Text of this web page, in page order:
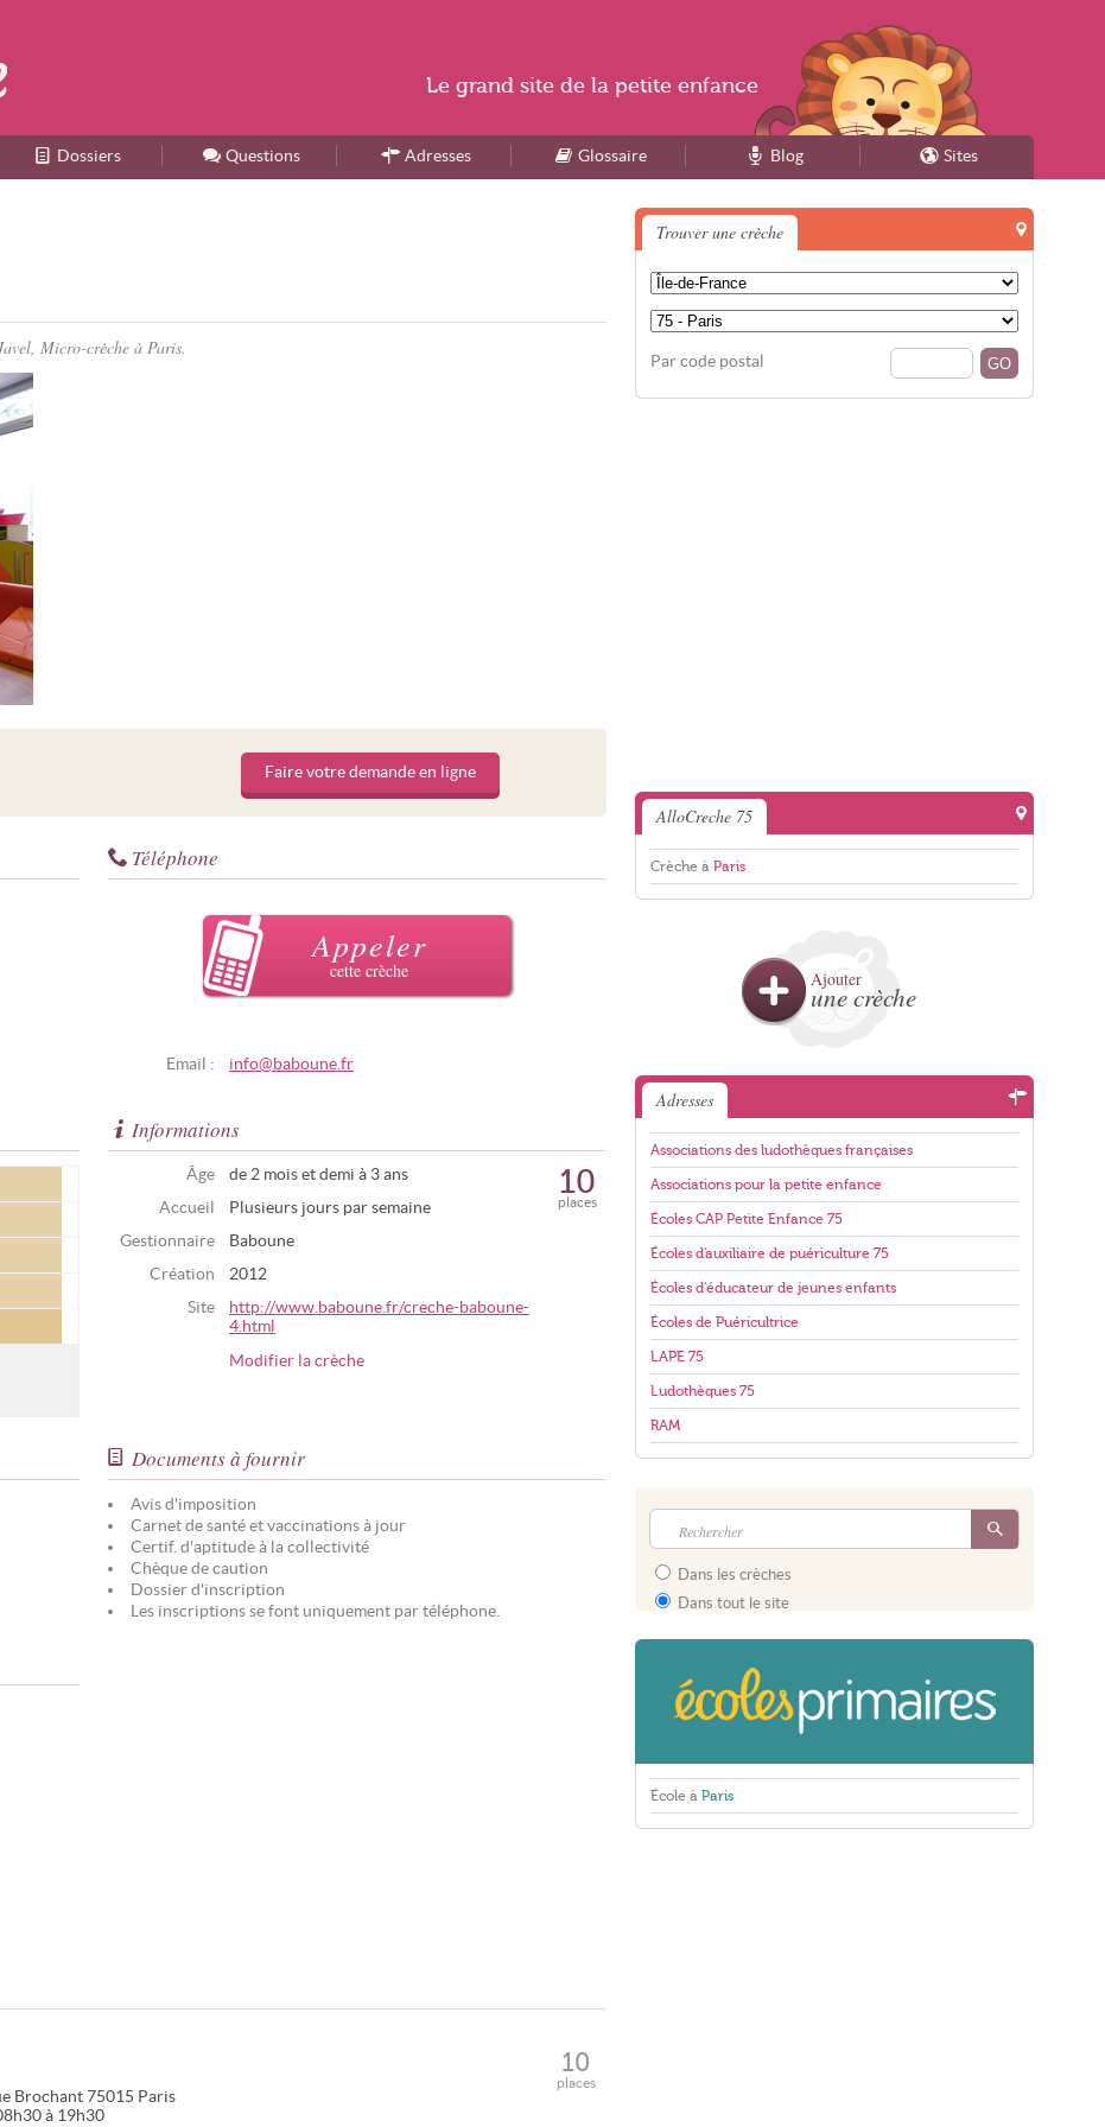
Accueil
Dossiers Questions Adresses Glossaire Blog Sites
Micro-crèche à Paris.
Faire votre demande en ligne
Téléphone
Appeler
cette crèche
Email : info@baboune.fr
Informations
Âge
de 2 mois et demi à 3 ans
Accueil
Plusieurs jours par semaine
Gestionnaire
Baboune
Création
2012
Site
http://www.baboune.fr/creche-baboune-
4.html
places
10
Modifier la crèche
Documents à fournir
Avis d'imposition
Carnet de santé et vaccinations à jour
Certif. d'aptitude à la collectivité
Chèque de caution
Dossier d'inscription
Les inscriptions se font uniquement par téléphone.
Brochant 75015 Paris
à 19h30
10
places
Trouver une crèche
Par code postal
AlloCreche 75
Crèche à Paris
Ajouter
une crèche
Adresses
Associations des ludothèques françaises
Associations pour la petite enfance
Écoles CAP Petite Enfance 75
Écoles d'auxiliaire de puériculture 75
Écoles d'éducateur de jeunes enfants
Écoles de Puéricultrice
LAPE 75
Ludothèques 75
RAM
Dans les crèches
Dans tout le site
École à Paris
Le grand site de la petite enfance